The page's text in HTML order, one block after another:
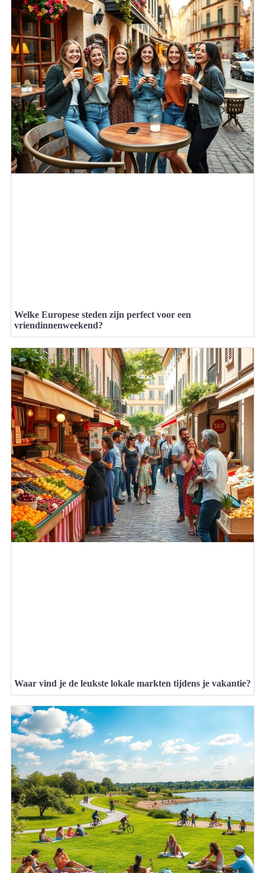
Welke Europese steden zijn perfect voor een
vriendinnenweekend?
Waar vind je de leukste lokale markten tijdens je vakantie?